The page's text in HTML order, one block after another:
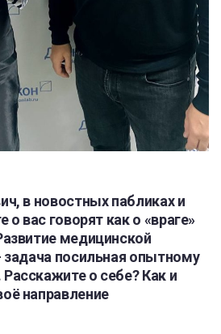
в новостных пабликах и
о вас говорят как о «враге»
медицинской
задача посильная опытному
о себе? Как и
направление